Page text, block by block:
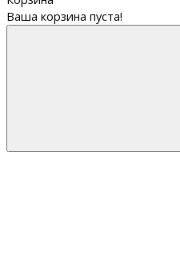
Ваша корзина пуста!